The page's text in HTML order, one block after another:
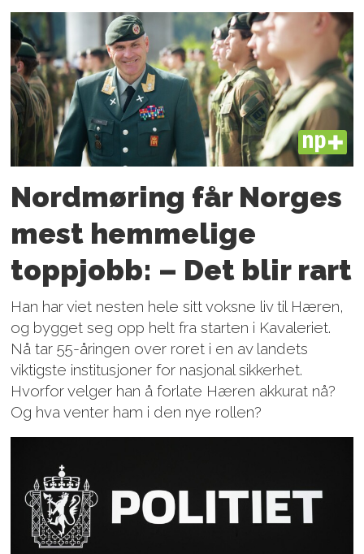
PLUS
Nordmøring får Norges
mest hemmelige
toppjobb: – Det blir rart
Han har viet nesten hele sitt voksne liv til Hæren,
og bygget seg opp helt fra starten i Kavaleriet.
Nå tar 55-åringen over roret i en av landets
viktigste institusjoner for nasjonal sikkerhet.
Hvorfor velger han å forlate Hæren akkurat nå?
Og hva venter ham i den nye rollen?